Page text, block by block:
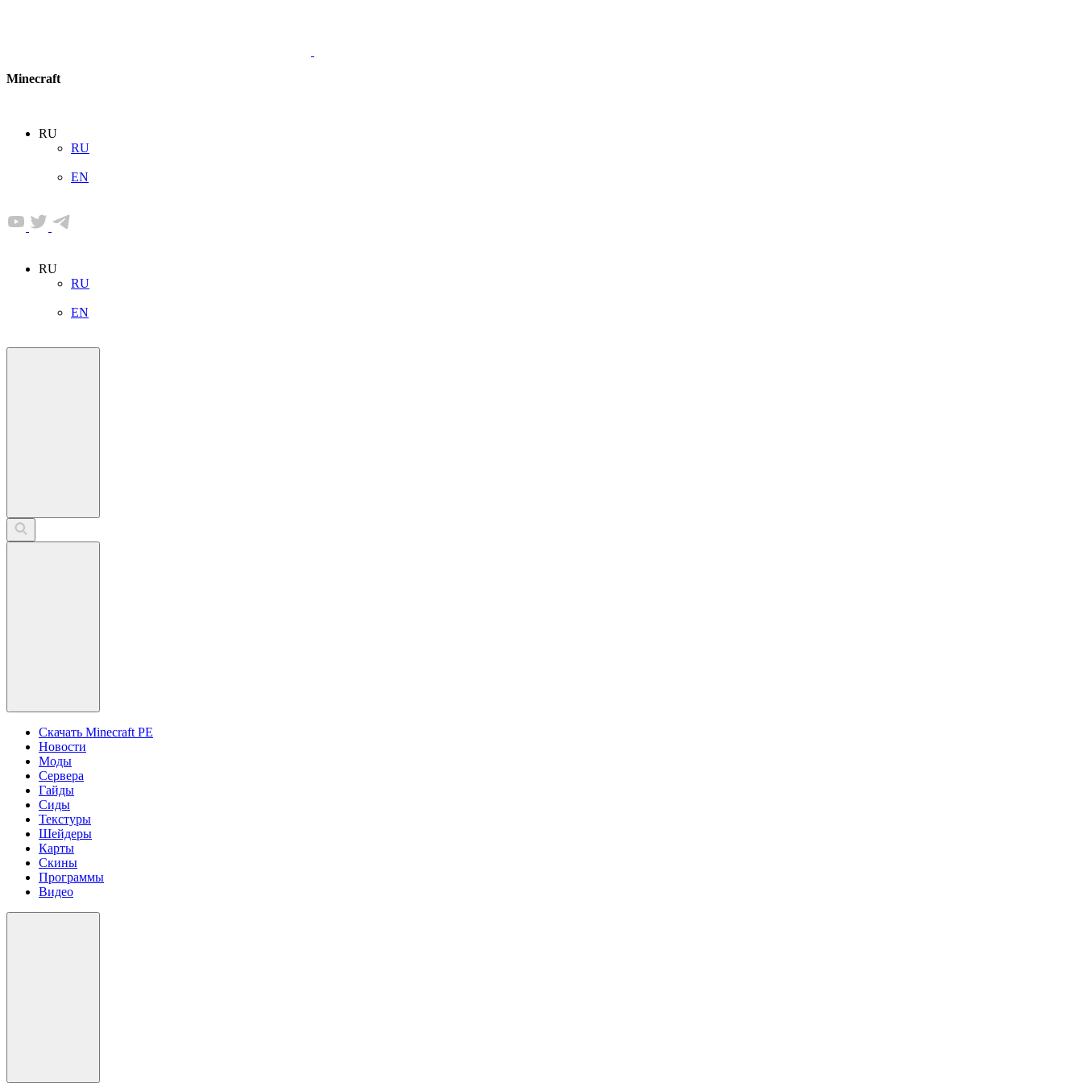
Minecraft
RU
RU
EN
RU
RU
EN
Скачать Minecraft PE
Новости
Моды
Сервера
Гайды
Сиды
Текстуры
Шейдеры
Карты
Скины
Программы
Видео